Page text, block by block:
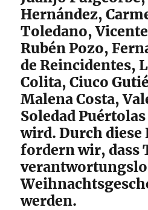
Hernández,
Toledano,
Rubén Pozo,
de Reincidentes,
Colita, Ciuco
Malena Costa,
Soledad
wird. Durch diese
fordern wir, dass
werden.